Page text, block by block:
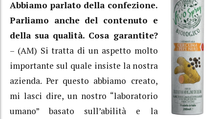
Abbiamo parlato della confezione.
Parliamo anche del contenuto e
della sua qualità. Cosa garantite?
– (AM) Si tratta di un aspetto molto
importante sul quale insiste la nostra
azienda. Per questo abbiamo creato,
mi lasci dire, un nostro “laboratorio
umano” basato sull’abilità e la